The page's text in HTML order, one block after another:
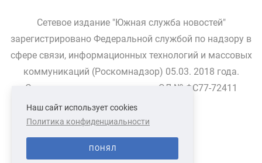
Сетевое издание "Южная служба новостей"
зарегистрировано Федеральной службой по надзору в
сфере связи, информационных технологий и массовых
коммуникаций (Роскомнадзор) 05.03. 2018 года.
Свидетельство о регистрации ЭЛ № ФС77-72411
СВЯЗАТЬСЯ С НАМИ
Наш сайт использует cookies
Политика конфиденциальности
ПОНЯЛ